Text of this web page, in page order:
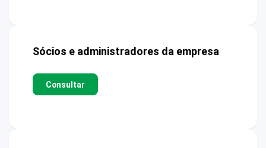
Sócios e administradores da empresa
Consultar